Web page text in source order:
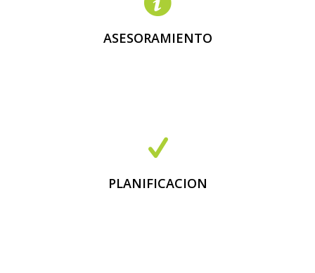
ASESORAMIENTO
Atención personalizada
PLANIFICACION
Necesidades predefinidas